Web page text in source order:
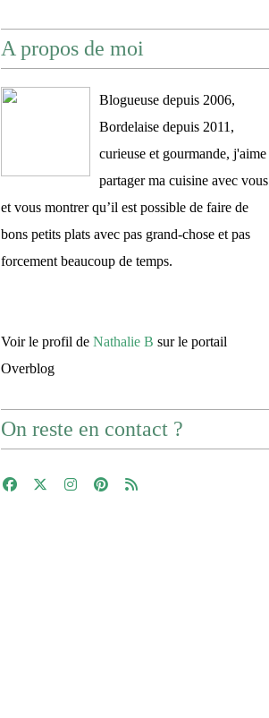
A propos de moi
Blogueuse depuis 2006,
Bordelaise depuis 2011,
curieuse et gourmande, j'aime
partager ma cuisine avec vous
et vous montrer qu’il est possible de faire de
bons petits plats avec pas grand-chose et pas
forcement beaucoup de temps.
Voir le profil de Nathalie B sur le portail
Overblog
On reste en contact ?